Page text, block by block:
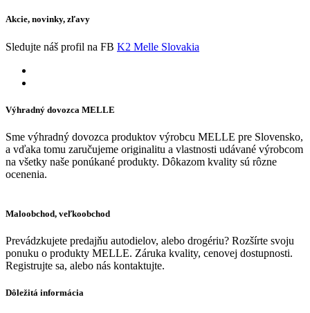
Akcie, novinky, zľavy
Sledujte náš profil na FB K2 Melle Slovakia
Výhradný dovozca MELLE
Sme výhradný dovozca produktov výrobcu MELLE pre Slovensko,
a vďaka tomu zaručujeme originalitu a vlastnosti udávané výrobcom
na všetky naše ponúkané produkty. Dôkazom kvality sú rôzne
ocenenia.
Maloobchod, veľkoobchod
Prevádzkujete predajňu autodielov, alebo drogériu? Rozšírte svoju
ponuku o produkty MELLE. Záruka kvality, cenovej dostupnosti.
Registrujte sa, alebo nás kontaktujte.
Dôležitá informácia